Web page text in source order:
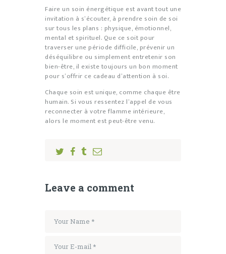
Faire un soin énergétique est avant tout une
invitation à s’écouter, à prendre soin de soi
sur tous les plans : physique, émotionnel,
mental et spirituel. Que ce soit pour
traverser une période difficile, prévenir un
déséquilibre ou simplement entretenir son
bien-être, il existe toujours un bon moment
pour s’offrir ce cadeau d’attention à soi.
Chaque soin est unique, comme chaque être
humain. Si vous ressentez l’appel de vous
reconnecter à votre flamme intérieure,
alors le moment est peut-être venu.
Leave a comment